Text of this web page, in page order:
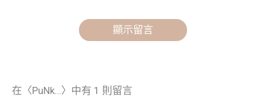
顯示留言
在〈PuNk…〉中有 1 則留言